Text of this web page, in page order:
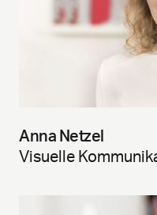
Anna Netzel
Visuelle